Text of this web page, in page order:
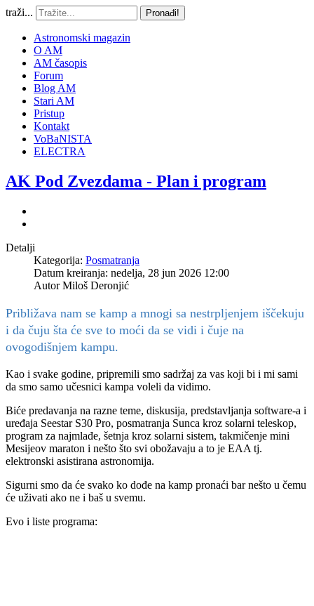
traži... Pronađi!
Astronomski magazin
O AM
AM časopis
Forum
Blog AM
Stari AM
Pristup
Kontakt
VoBaNISTA
ELECTRA
AK Pod Zvezdama - Plan i program
Detalji
Kategorija: Posmatranja
Datum kreiranja: nedelja, 28 jun 2026 12:00
AutorMiloš Deronjić
Približava nam se kamp a mnogi sa nestrpljenjem iščekuju
i da čuju šta će sve to moći da se vidi i čuje na
ovogodišnjem kampu.
Kao i svake godine, pripremili smo sadržaj za vas koji bi i mi sami
da smo samo učesnici kampa voleli da vidimo.
Biće predavanja na razne teme, diskusija, predstavljanja software-a i
uređaja Seestar S30 Pro, posmatranja Sunca kroz solarni teleskop,
program za najmlađe, šetnja kroz solarni sistem, takmičenje mini
Mesijeov maraton i nešto što svi obožavaju a to je EAA tj.
elektronski asistirana astronomija.
Sigurni smo da će svako ko dođe na kamp pronaći bar nešto u čemu
će uživati ako ne i baš u svemu.
Evo i liste programa: